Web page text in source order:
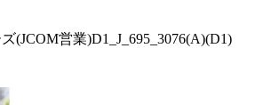
(JCOM営業)D1_J_695_3076(A)(D1)